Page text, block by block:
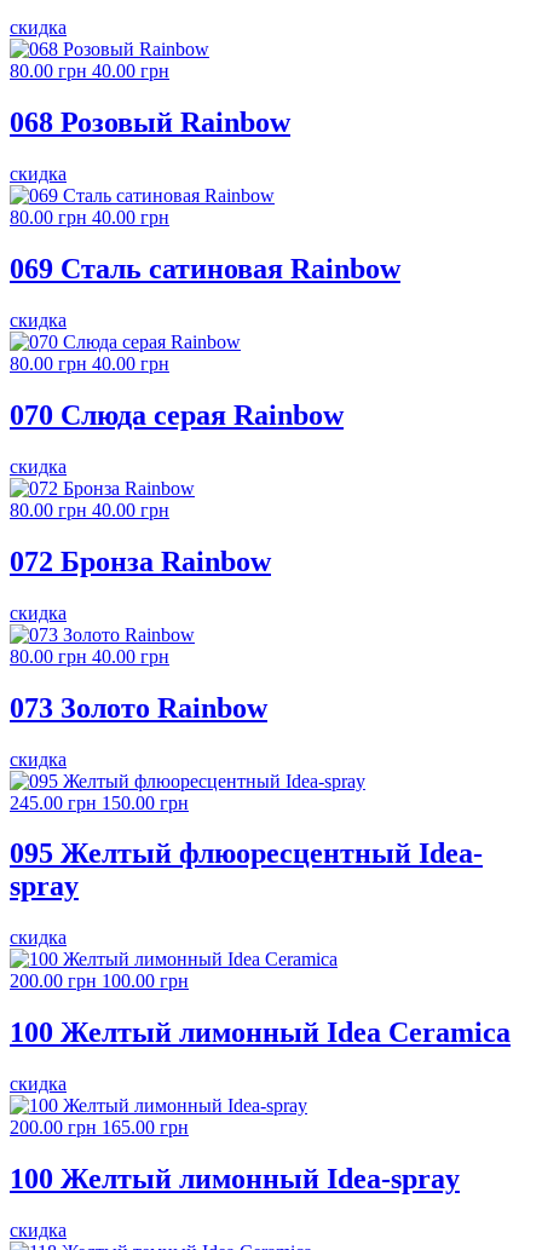
скидка
80.00 грн 40.00 грн
068 Розовый Rainbow
скидка
80.00 грн 40.00 грн
069 Сталь сатиновая Rainbow
скидка
80.00 грн 40.00 грн
070 Слюда серая Rainbow
скидка
80.00 грн 40.00 грн
072 Бронза Rainbow
скидка
80.00 грн 40.00 грн
073 Золото Rainbow
скидка
245.00 грн 150.00 грн
095 Желтый флюоресцентный Idea-
spray
скидка
200.00 грн 100.00 грн
100 Желтый лимонный Idea Ceramica
скидка
200.00 грн 165.00 грн
100 Желтый лимонный Idea-spray
скидка